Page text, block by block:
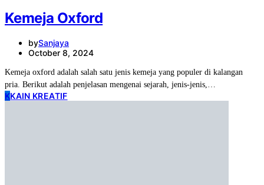
Kemeja Oxford
bySanjaya
October 8, 2024
Kemeja oxford adalah salah satu jenis kemeja yang populer di kalangan
pria. Berikut adalah penjelasan mengenai sejarah, jenis-jenis,…
KKAIN KREATIF